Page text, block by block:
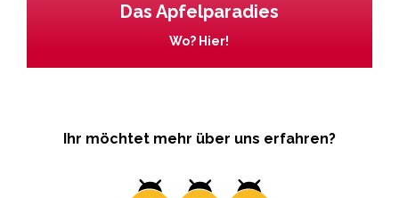
Das Apfelparadies
Wo? Hier!
Ihr möchtet mehr über uns erfahren?